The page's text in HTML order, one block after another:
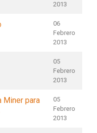
2013
06
Febrero
2013
05
Febrero
2013
Miner para
05
Febrero
2013